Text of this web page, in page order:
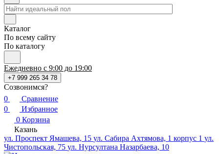
Каталог
По всему сайту
По каталогу
Ежедневно с 9:00 до 19:00
+7 999 265 34 78
Созвонимся?
0
Сравнение
0
Избранное
0 Корзина
Казань
ул. Проспект Ямашева, 15 ул. Сабира Ахтямова, 1 корпус 1 ул.
Чистопольская, 75 ул. Нурсултана Назарбаева, 10